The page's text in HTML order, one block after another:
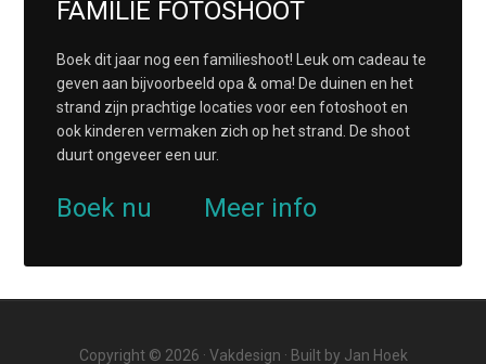
FAMILIE FOTOSHOOT
Boek dit jaar nog een familieshoot! Leuk om cadeau te
geven aan bijvoorbeeld opa & oma! De duinen en het
strand zijn prachtige locaties voor een fotoshoot en
ook kinderen vermaken zich op het strand. De shoot
duurt ongeveer een uur.
Boek nu Meer info
Copyright © 2026 · Vakdesign · Built by Jan Hoek